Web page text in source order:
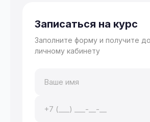
Записаться на курс
Заполните форму и получите
личному кабинету